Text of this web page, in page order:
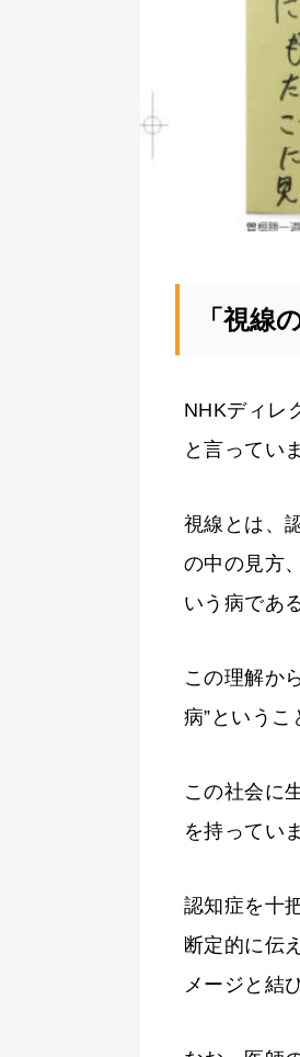
「視線
NHKディレ
と言ってい
視線とは、
の中の見方
いう病であ
この理解か
病”というこ
この社会に
を持ってい
認知症を十
断定的に伝
メージと結